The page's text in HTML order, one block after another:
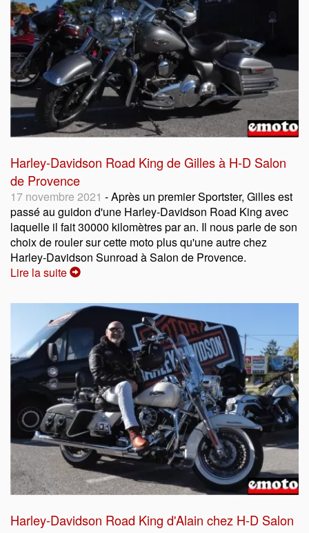
Harley-Davidson Road King de Gilles à H-D Salon
de Provence
17 novembre 2021 - Après un premier Sportster, Gilles est
passé au guidon d'une Harley-Davidson Road King avec
laquelle il fait 30000 kilomètres par an. Il nous parle de son
choix de rouler sur cette moto plus qu'une autre chez
Harley-Davidson Sunroad à Salon de Provence.
Lire la suite
Harley-Davidson Road King d'Alain chez H-D Salon